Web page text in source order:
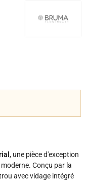
, une pièce d'exception
Conçu par la
avec vidage intégré